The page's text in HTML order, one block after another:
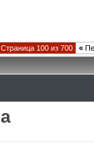
Страница 100 из 700 «